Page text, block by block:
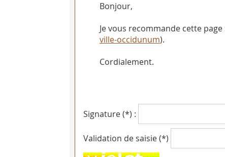
Bonjour,
Je vous recommande cette
ville-occidunum).
Cordialement.
Signature (*) :
Validation de saisie (*)